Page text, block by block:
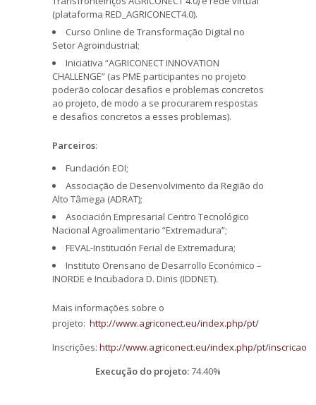
(plataforma RED_AGRICONECT4.0).
Curso Online de Transformação Digital no
Setor Agroindustrial;
Iniciativa “AGRICONECT INNOVATION
CHALLENGE” (as PME participantes no projeto
poderão colocar desafios e problemas concretos
ao projeto, de modo a se procurarem respostas
e desafios concretos a esses problemas).
Parceiros:
Fundación EOI;
Associação de Desenvolvimento da Região do
Alto Tâmega (ADRAT);
Asociación Empresarial Centro Tecnológico
Nacional Agroalimentario “Extremadura”;
FEVAL-Institución Ferial de Extremadura;
Instituto Orensano de Desarrollo Económico –
INORDE e Incubadora D. Dinis (IDDNET).
Mais informações sobre o
projeto: http://www.agriconect.eu/index.php/pt/
Inscrições: http://www.agriconect.eu/index.php/pt/inscricao
Execução do projeto:74.40%